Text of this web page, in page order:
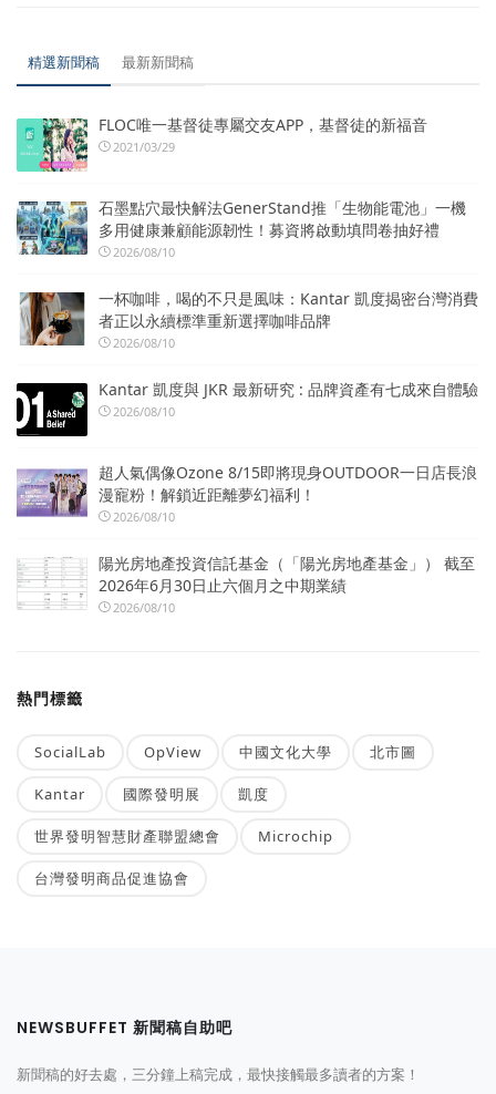
精選新聞稿 最新新聞稿
FLOC唯一基督徒專屬交友APP，基督徒的新福音
2021/03/29
石墨點穴最快解法GenerStand推「生物能電池」一機
多用健康兼顧能源韌性！募資將啟動填問卷抽好禮
2026/08/10
一杯咖啡，喝的不只是風味：Kantar 凱度揭密台灣消費
者正以永續標準重新選擇咖啡品牌
2026/08/10
Kantar 凱度與 JKR 最新研究 : 品牌資產有七成來自體驗
2026/08/10
超人氣偶像Ozone 8/15即將現身OUTDOOR一日店長浪
漫寵粉！解鎖近距離夢幻福利！
2026/08/10
陽光房地產投資信託基金（「陽光房地產基金」） 截至
2026年6月30日止六個月之中期業績
2026/08/10
熱門標籤
SocialLab OpView 中國文化大學 北市圖
Kantar 國際發明展 凱度
世界發明智慧財產聯盟總會 Microchip
台灣發明商品促進協會
NEWSBUFFET 新聞稿自助吧
新聞稿的好去處，三分鐘上稿完成，最快接觸最多讀者的方案！